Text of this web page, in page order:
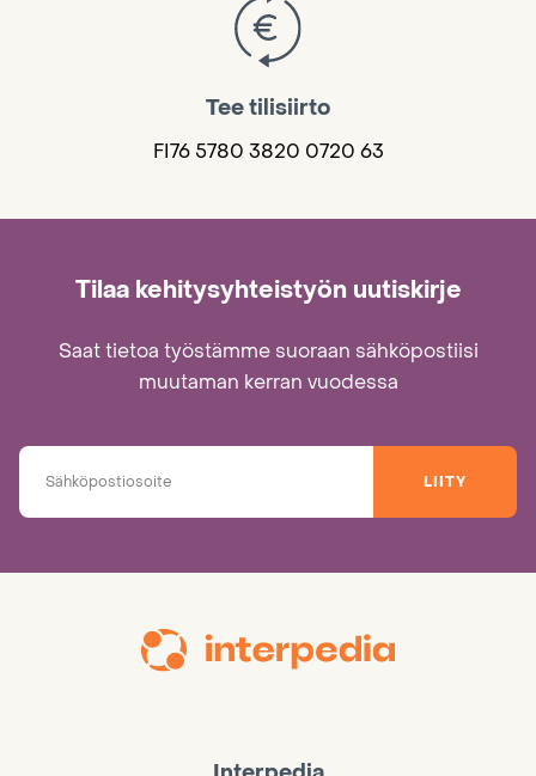
Tee tilisiirto
FI76 5780 3820 0720 63
Tilaa kehitysyhteistyön uutiskirje
Saat tietoa työstämme suoraan sähköpostiisi
muutaman kerran vuodessa
LIITY